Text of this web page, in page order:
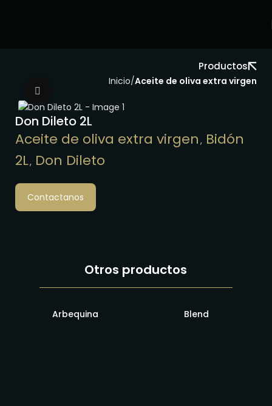
Productos
Inicio Aceite de oliva extra virgen
Don Dileto 2L
Aceite de oliva extra virgen , Bidón
2L, Don Dileto
Contactanos
Otros productos
Arbequina Blend